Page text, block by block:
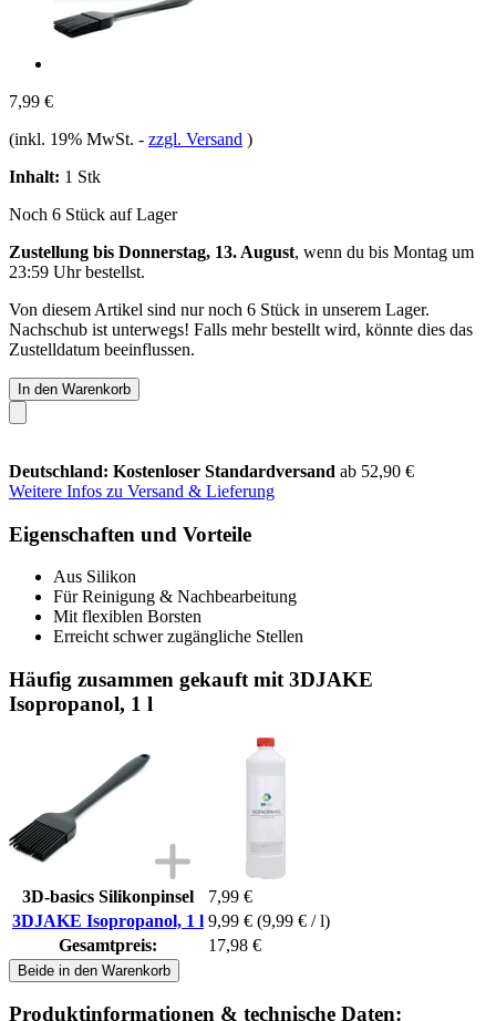
7,99 €
(inkl. 19% MwSt. - zzgl. Versand )
Inhalt: 1 Stk
Noch 6 Stück auf Lager
Zustellung bis Donnerstag, 13. August, wenn du bis Montag um
23:59 Uhrbestellst.
Von diesem Artikel sind nur noch 6 Stück in unserem Lager.
Nachschub ist unterwegs! Falls mehr bestellt wird, könnte dies das
Zustelldatum beeinflussen.
In den Warenkorb
Deutschland: Kostenloser Standardversand ab 52,90 €
Weitere Infos zu Versand & Lieferung
Eigenschaften und Vorteile
Aus Silikon
Für Reinigung & Nachbearbeitung
Mit flexiblen Borsten
Erreicht schwer zugängliche Stellen
Häufig zusammen gekauft mit 3DJAKE
Isopropanol, 1 l
3D-basics Silikonpinsel
7,99 €
3DJAKE Isopropanol, 1 l 9,99 € (9,99 € / l)
Gesamtpreis:
17,98 €
Beide in den Warenkorb
Produktinformationen & technische Daten: